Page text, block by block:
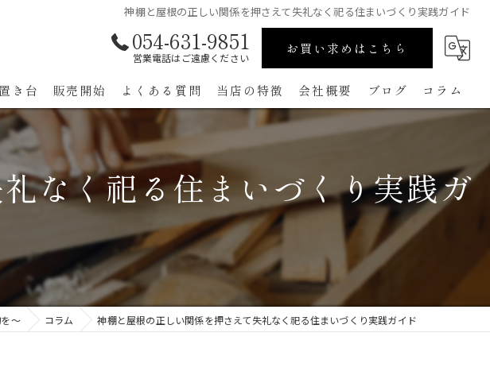
神棚と屋根の正しい関係を押さえて失礼なく祀る住まいづくり実践ガイド
054-631-9851
営業電話はご遠慮ください
お買い求めはこちら
き台 販売開始 よくある質問 当店の特徴
ペット用
手作り
コンパクト
会社概要 ブログ コラム
なく祀る住まいづくり実践ガ
～ コラム 神棚と屋根の正しい関係を押さえて失礼なく祀る住まいづくり実践ガイド